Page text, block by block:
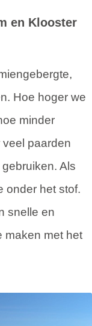
en Klooster
Hoe hoger we
minder
paarden
Als
onder het stof.
snelle en
maken met het